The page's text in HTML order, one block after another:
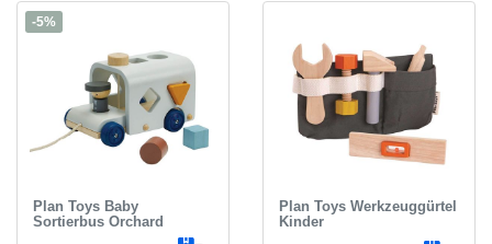
-5%
Plan Toys Baby
Sortierbus Orchard
Plan Toys Werkzeuggürtel
Kinder